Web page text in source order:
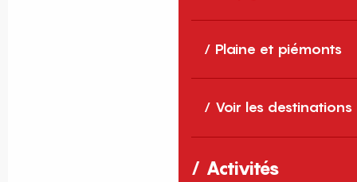
Plaine et piémonts
Voir les destinations
Activités